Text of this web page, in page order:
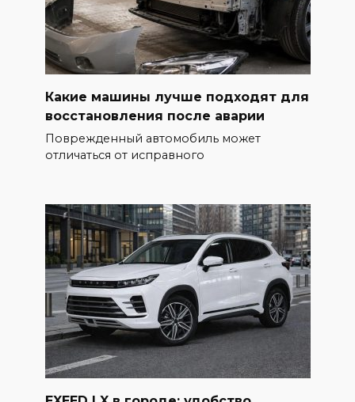
Какие машины лучше подходят для
восстановления после аварии
Поврежденный автомобиль может
отличаться от исправного